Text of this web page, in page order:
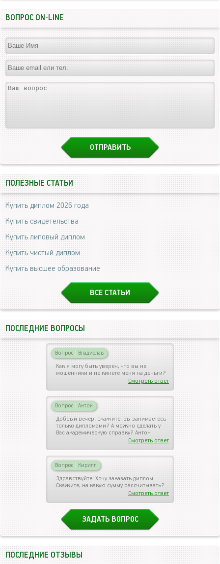
ВОПРОС ON-LINE
ПОЛЕЗНЫЕ СТАТЬИ
Купить диплом 2026 года
Купить свидетельства
Купить липовый диплом
Купить чистый диплом
Купить высшее образование
ВСЕ СТАТЬИ
ПОСЛЕДНИЕ ВОПРОСЫ
Вопрос | Владислав
Как я могу быть уверен, что вы не
мошенники и не кинете меня на деньги?
Смотреть ответ
Вопрос | Антон
Добрый вечер! Скажите, вы занимаетесь
только дипломами? А можно сделать у
Вас академическую справку? Антон
Смотреть ответ
Вопрос | Кирилл
Здравствуйте! Хочу заказать диплом.
Скажите, на какую сумму рассчитывать?
Смотреть ответ
ЗАДАТЬ ВОПРОС
ПОСЛЕДНИЕ ОТЗЫВЫ